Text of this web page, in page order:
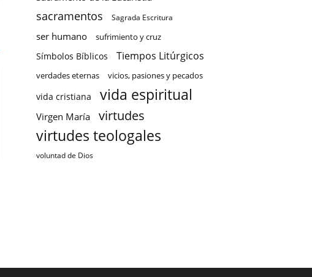
sacramentos Sagrada Escritura
ser humano sufrimiento y cruz
Símbolos Bíblicos Tiempos Litúrgicos
verdades eternas vicios, pasiones y pecados
vida cristiana vida espiritual
Virgen María virtudes
virtudes teologales
voluntad de Dios